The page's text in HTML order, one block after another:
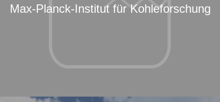
Max-Planck-Institut für Kohleforschung